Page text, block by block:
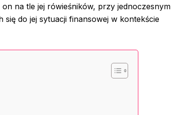
na tle jej rówieśników, przy jednoczesnym
do jej sytuacji finansowej w kontekście